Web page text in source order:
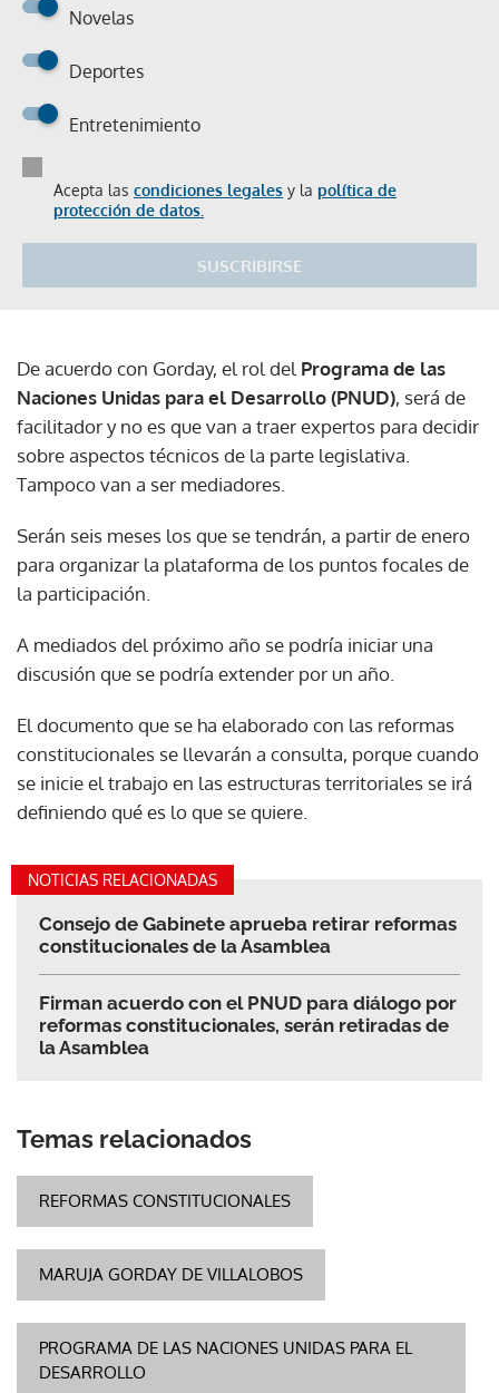
Novelas
Deportes
Entretenimiento
Acepta las condiciones legales y la política de
protección de datos.
SUSCRIBIRSE
De acuerdo con Gorday, el rol del Programa de las
Naciones Unidas para el Desarrollo (PNUD), será de
facilitador y no es que van a traer expertos para decidir
sobre aspectos técnicos de la parte legislativa.
Tampoco van a ser mediadores.
Serán seis meses los que se tendrán, a partir de enero
para organizar la plataforma de los puntos focales de
la participación.
A mediados del próximo año se podría iniciar una
discusión que se podría extender por un año.
El documento que se ha elaborado con las reformas
constitucionales se llevarán a consulta, porque cuando
se inicie el trabajo en las estructuras territoriales se irá
definiendo qué es lo que se quiere.
NOTICIAS RELACIONADAS
Consejo de Gabinete aprueba retirar reformas
constitucionales de la Asamblea
Firman acuerdo con el PNUD para diálogo por
reformas constitucionales, serán retiradas de
la Asamblea
Temas relacionados
REFORMAS CONSTITUCIONALES
MARUJA GORDAY DE VILLALOBOS
PROGRAMA DE LAS NACIONES UNIDAS PARA EL
DESARROLLO